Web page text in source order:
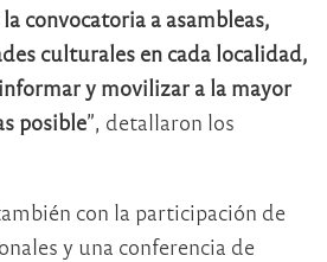
convocatoria a asambleas,
culturales en cada localidad,
y movilizar a la mayor
posible”, detallaron los
con la participación de
y una conferencia de